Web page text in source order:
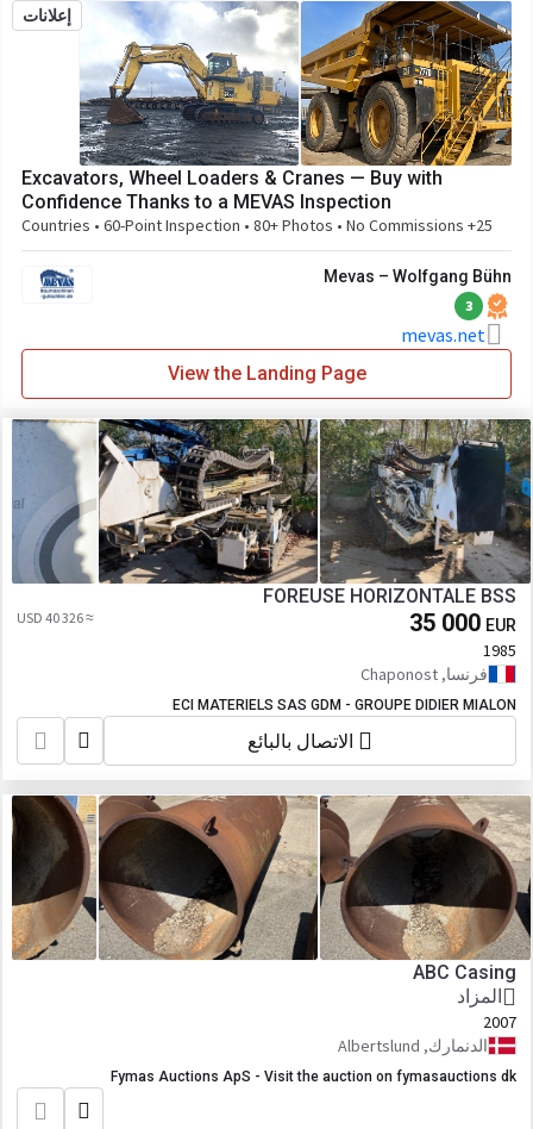
إعلانات
Excavators, Wheel Loaders & Cranes — Buy with
Confidence Thanks to a MEVAS Inspection
25+ Countries • 60-Point Inspection • 80+ Photos • No Commissions
Mevas – Wolfgang Bühn
3
mevas.net
View the Landing Page
FOREUSE HORIZONTALE BSS
35 000 EUR
≈ 40 326 USD
1985
فرنسا, Chaponost
ECI MATERIELS SAS GDM - GROUPE DIDIER MIALON
الاتصال بالبائع
ABC Casing
المزاد
2007
الدنمارك, Albertslund
Fymas Auctions ApS - Visit the auction on fymasauctions dk